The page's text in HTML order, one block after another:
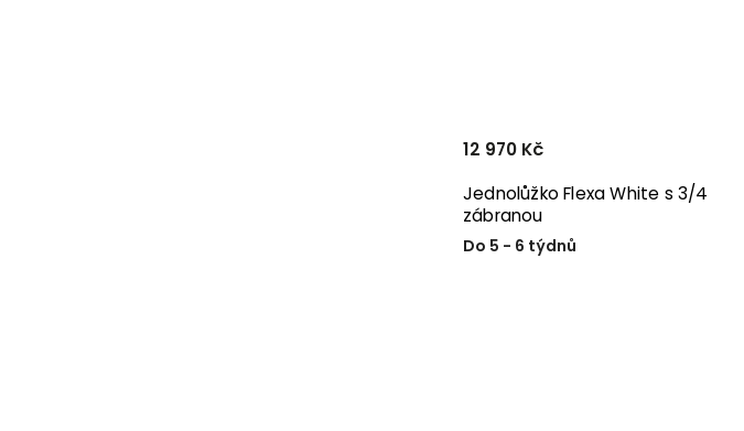
Jednolůžko Flexa White s 3/4
zábranou
Do 5 - 6 týdnů
12 970 Kč